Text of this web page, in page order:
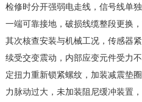
检修时分开强弱电走线，信号线单
一端可靠接地，破损线缆整段更换
其次核查安装与机械工况，传感器
续受交变震动，内部应变元件受力
定扭力重新锁紧螺纹，加装减震垫
力脉动过大，未加装阻尼缓冲装置